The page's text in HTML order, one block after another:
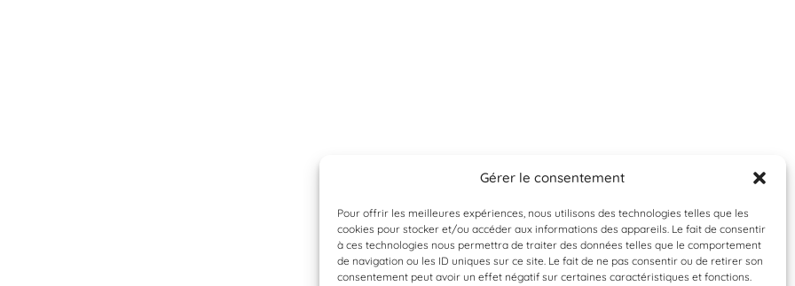
Gérer le consentement
Pour offrir les meilleures expériences, nous utilisons des technologies telles que les
cookies pour stocker et/ou accéder aux informations des appareils. Le fait de consentir
à ces technologies nous permettra de traiter des données telles que le comportement
de navigation ou les ID uniques sur ce site. Le fait de ne pas consentir ou de retirer son
consentement peut avoir un effet négatif sur certaines caractéristiques et fonctions.